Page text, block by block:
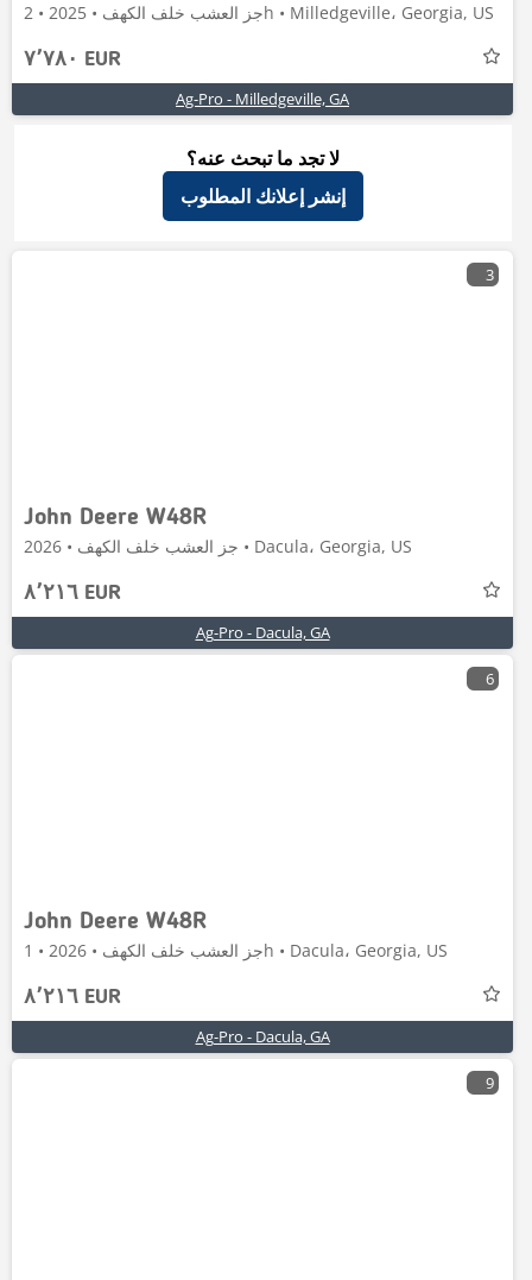
جز العشب خلف الكهف • 2025 • 2h • Milledgeville، Georgia, US
٧٬٧٨٠ EUR
Ag-Pro - Milledgeville, GA
لا تجد ما تبحث عنه؟
إنشر إعلانك المطلوب
3
John Deere W48R
جز العشب خلف الكهف • 2026 • Dacula، Georgia, US
٨٬٢١٦ EUR
Ag-Pro - Dacula, GA
6
John Deere W48R
جز العشب خلف الكهف • 2026 • 1h • Dacula، Georgia, US
٨٬٢١٦ EUR
Ag-Pro - Dacula, GA
9